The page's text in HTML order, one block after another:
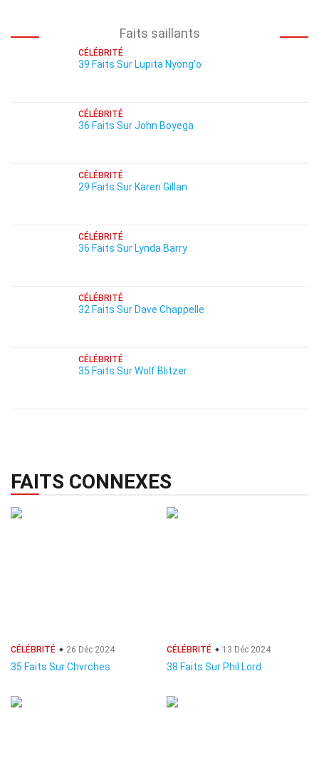
Faits saillants
CÉLÉBRITÉ
39 Faits Sur Lupita Nyong'o
CÉLÉBRITÉ
36 Faits Sur John Boyega
CÉLÉBRITÉ
29 Faits Sur Karen Gillan
CÉLÉBRITÉ
36 Faits Sur Lynda Barry
CÉLÉBRITÉ
32 Faits Sur Dave Chappelle
CÉLÉBRITÉ
35 Faits Sur Wolf Blitzer
FAITS CONNEXES
CÉLÉBRITÉ 26 Déc 2024
35 Faits Sur Chvrches
CÉLÉBRITÉ 13 Déc 2024
38 Faits Sur Phil Lord